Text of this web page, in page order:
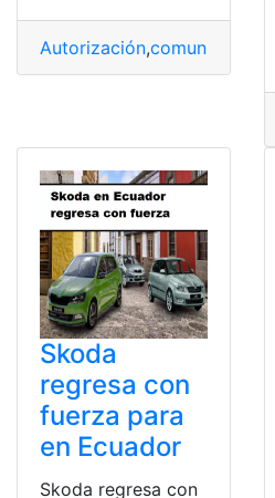
Autorización,comunicaciones
Skoda
regresa con
fuerza para
en Ecuador
Skoda regresa con